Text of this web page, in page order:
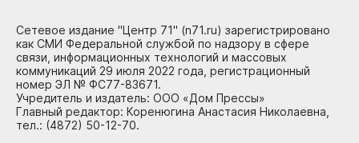
Сетевое издание "Центр 71" (n71.ru) зарегистрировано
как СМИ Федеральной службой по надзору в сфере
связи, информационных технологий и массовых
коммуникаций 29 июля 2022 года, регистрационный
номер ЭЛ № ФС77-83671.
Учредитель и издатель: ООО «Дом Прессы»
Главный редактор: Коренюгина Анастасия Николаевна,
тел.: (4872) 50-12-70.